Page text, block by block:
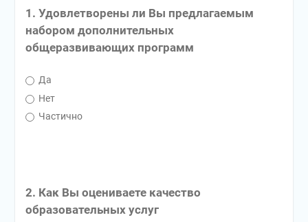
1. Удовлетворены ли Вы предлагаемым
набором дополнительных
общеразвивающих программ
Да
Нет
Частично
2. Как Вы оцениваете качество
образовательных услуг